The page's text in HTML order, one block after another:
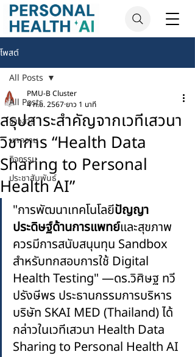
โพสต์
All Posts
ข่าวสาร
บทความ
กิจกรรม
ประชาสัมพันธ์
All Posts
สรุปสาระสำคัญจากเวทีเสวนา
วิชาการ “Health Data
Sharing to Personal
Health AI”
PMU-B Cluster
4 ก.ย. 2567 ยาว 1 นาที
"การพัฒนาเทคโนโลยีปัญญา
ประดิษฐ์ด้านการแพทย์และสุขภาพ
ควรมีการสนับสนุนทุน Sandbox
สำหรับทกสอบการใช้ Digital
Health Testing" —ดร.วิศิษฐ ทวี
ปรังษีพร ประธานกรรมการบริหาร
บริษัท SKAI MED (Thailand) ได้
กล่าวในเวทีเสวนา Health Data
Sharing to Personal Health AI